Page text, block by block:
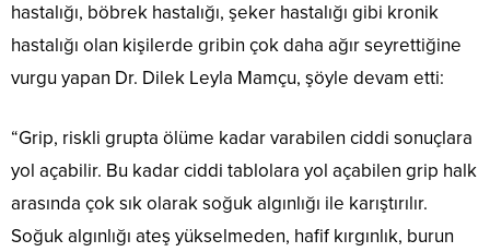
hastalığı, böbrek hastalığı, şeker hastalığı gibi kronik
hastalığı olan kişilerde gribin çok daha ağır seyrettiğine
vurgu yapan Dr. Dilek Leyla Mamçu, şöyle devam etti:
“Grip, riskli grupta ölüme kadar varabilen ciddi sonuçlara
yol açabilir. Bu kadar ciddi tablolara yol açabilen grip halk
arasında çok sık olarak soğuk algınlığı ile karıştırılır.
Soğuk algınlığı ateş yükselmeden, hafif kırgınlık, burun